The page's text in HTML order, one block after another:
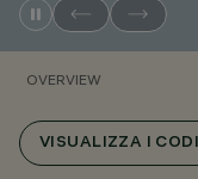
OVERVIEW
VISUALIZZA I